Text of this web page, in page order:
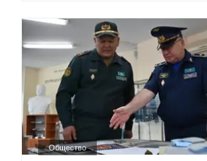
Общество